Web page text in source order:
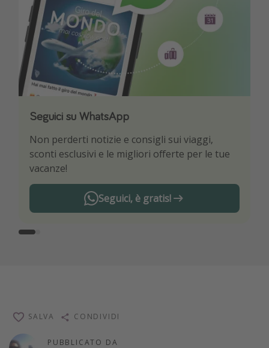
Seguici su WhatsApp
Non perderti notizie e consigli sui viaggi,
sconti esclusivi e le migliori offerte per le tue
vacanze!
Seguici, è gratis!
Scarica la nostra App
Sii il primo a conoscere le migliori offerte di
viaggio
PUBBLICATO DA
SALVA CONDIVIDI